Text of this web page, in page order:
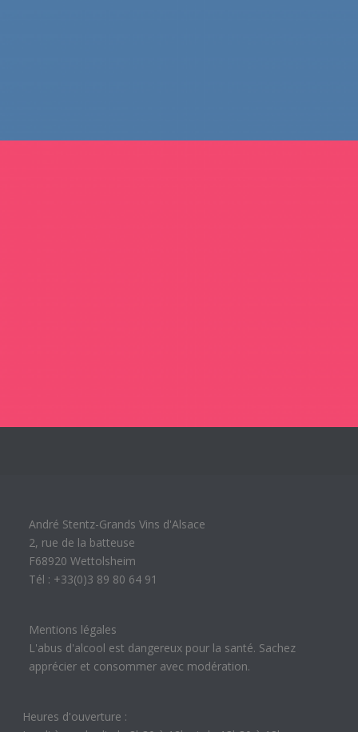
André Stentz-Grands Vins d'Alsace
2, rue de la batteuse
F68920 Wettolsheim
Tél : +33(0)3 89 80 64 91
Mentions légales
L'abus d'alcool est dangereux pour la santé. Sachez
apprécier et consommer avec modération.
Heures d'ouverture :